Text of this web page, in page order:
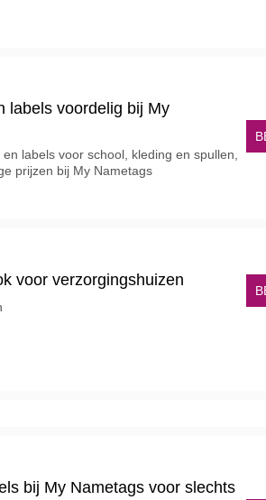
labels voordelig bij My
labels voor school, kleding en spullen,
prijzen bij My Nametags
voor verzorgingshuizen
bij My Nametags voor slechts